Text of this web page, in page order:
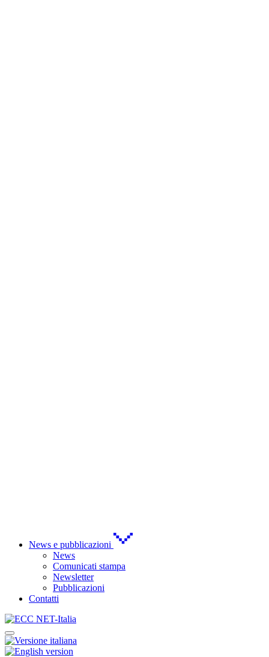
News e pubblicazioni
News
Comunicati stampa
Newsletter
Pubblicazioni
Contatti